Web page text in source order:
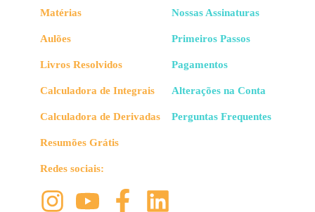
Matérias
Aulões
Livros Resolvidos
Calculadora de Integrais
Calculadora de Derivadas
Resumões Grátis
Redes sociais:
Nossas Assinaturas
Primeiros Passos
Pagamentos
Alterações na Conta
Perguntas Frequentes